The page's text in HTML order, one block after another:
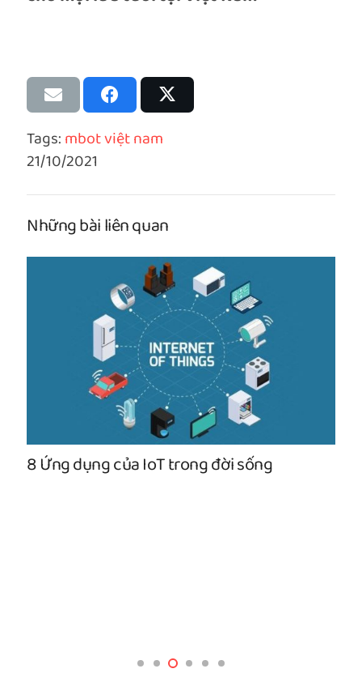
Tags:mbot việt nam
21/10/2021
Những bài liên quan
8 Ứng dụng của IoT trong đời sống